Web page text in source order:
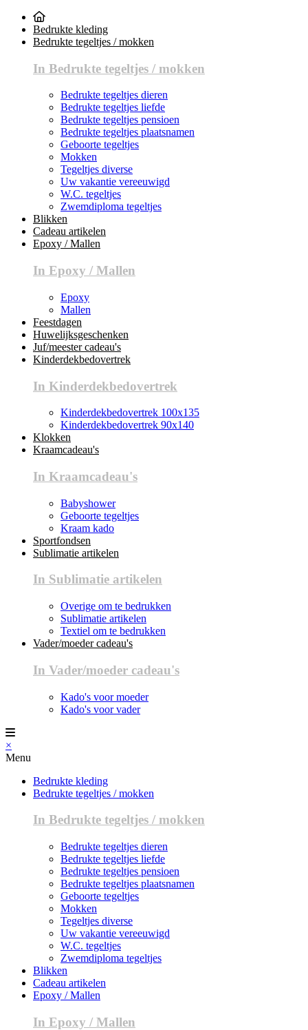
Bedrukte kleding
Bedrukte tegeltjes / mokken
In Bedrukte tegeltjes / mokken
Bedrukte tegeltjes dieren
Bedrukte tegeltjes liefde
Bedrukte tegeltjes pensioen
Bedrukte tegeltjes plaatsnamen
Geboorte tegeltjes
Mokken
Tegeltjes diverse
Uw vakantie vereeuwigd
W.C. tegeltjes
Zwemdiploma tegeltjes
Blikken
Cadeau artikelen
Epoxy / Mallen
In Epoxy / Mallen
Epoxy
Mallen
Feestdagen
Huwelijksgeschenken
Juf/meester cadeau's
Kinderdekbedovertrek
In Kinderdekbedovertrek
Kinderdekbedovertrek 100x135
Kinderdekbedovertrek 90x140
Klokken
Kraamcadeau's
In Kraamcadeau's
Babyshower
Geboorte tegeltjes
Kraam kado
Sportfondsen
Sublimatie artikelen
In Sublimatie artikelen
Overige om te bedrukken
Sublimatie artikelen
Textiel om te bedrukken
Vader/moeder cadeau's
In Vader/moeder cadeau's
Kado's voor moeder
Kado's voor vader
×
Menu
Bedrukte kleding
Bedrukte tegeltjes / mokken
In Bedrukte tegeltjes / mokken
Bedrukte tegeltjes dieren
Bedrukte tegeltjes liefde
Bedrukte tegeltjes pensioen
Bedrukte tegeltjes plaatsnamen
Geboorte tegeltjes
Mokken
Tegeltjes diverse
Uw vakantie vereeuwigd
W.C. tegeltjes
Zwemdiploma tegeltjes
Blikken
Cadeau artikelen
Epoxy / Mallen
In Epoxy / Mallen